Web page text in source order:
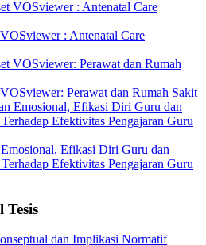
: Antenatal Care
Perawat dan Rumah Sakit
Efikasi Diri Guru dan
Efektivitas Pengajaran Guru